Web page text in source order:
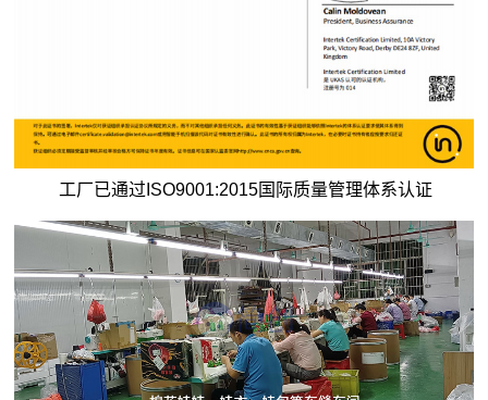
工厂已通过ISO9001:2015国际质量管理体系认证